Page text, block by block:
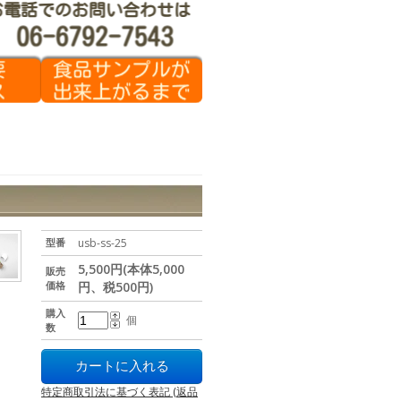
型番 usb-ss-25
販売
価格
5,500円(本体5,000
円、税500円)
購入
数
個
特定商取引法に基づく表記 (返品